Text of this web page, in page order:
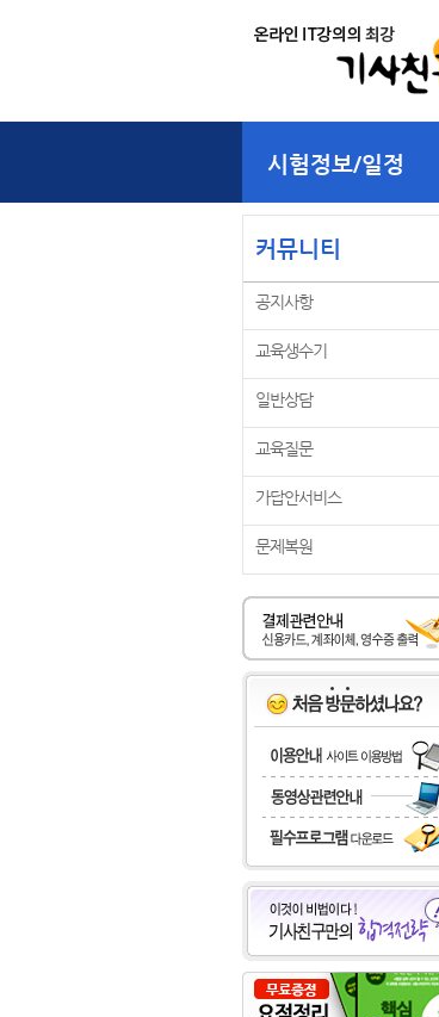
시험정보/일정
커뮤니티
공지사항
교육생수기
일반상담
교육질문
가답안서비스
문제복원